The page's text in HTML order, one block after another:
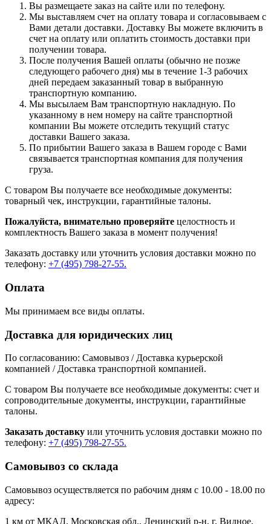
Вы размещаете заказ на сайте или по телефону.
Мы выставляем счет на оплату товара и согласовываем с
Вами детали доставки. Доставку Вы можете включить в
счет на оплату или оплатить стоимость доставки при
получении товара.
После получения Вашей оплаты (обычно не позже
следующего рабочего дня) мы в течение 1-3 рабочих
дней передаем заказанный товар в выбранную
транспортную компанию.
Мы высылаем Вам транспортную накладную. По
указанному в нем номеру на сайте транспортной
компании Вы можете отследить текущий статус
доставки Вашего заказа.
По прибытии Вашего заказа в Вашем городе с Вами
связывается транспортная компания для получения
груза.
С товаром Вы получаете все необходимые документы:
товарный чек, инструкции, гарантийные талоны.
Пожалуйста, внимательно проверяйте целостность и
комплектность Вашего заказа в момент получения!
Заказать доставку или уточнить условия доставки можно по
телефону: +7 (495) 798-27-55.
Оплата
Мы принимаем все виды оплаты.
Доставка для юридических лиц
По согласованию: Самовывоз / Доставка курьерской
компанией / Доставка транспортной компанией.
С товаром Вы получаете все необходимые документы: счет и
сопроводительные документы, инструкции, гарантийные
талоны.
Заказать доставку или уточнить условия доставки можно по
телефону: +7 (495) 798-27-55.
Самовывоз со склада
Самовывоз осуществляется по рабочим дням с 10.00 - 18.00 по
адресу:
1 км от МКАД. Московская обл., Ленинский р-н, г. Видное,